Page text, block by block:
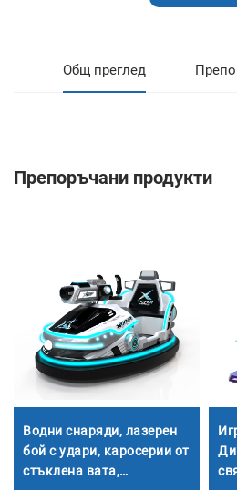
Общ преглед
Препоръчани продукти
Водни снаряди, лазерен
бой с удари, каросерии от
стъклена вата,